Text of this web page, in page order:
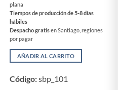
plana
Tiempos de producción de 5-8 días
hábiles
Despacho gratisen Santiago, regiones
por pagar
AÑADIR AL CARRITO
Código:sbp_101